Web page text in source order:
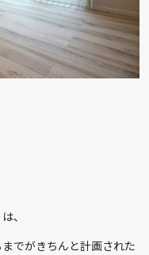
、
でがきちんと計画された